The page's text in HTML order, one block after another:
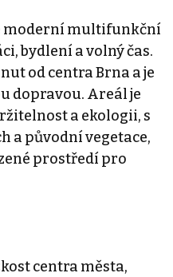
moderní multifunkční
bydlení a volný čas.
od centra Brna a je
dopravou. Areál je
a ekologii, s
a původní vegetace,
prostředí pro
centra města,